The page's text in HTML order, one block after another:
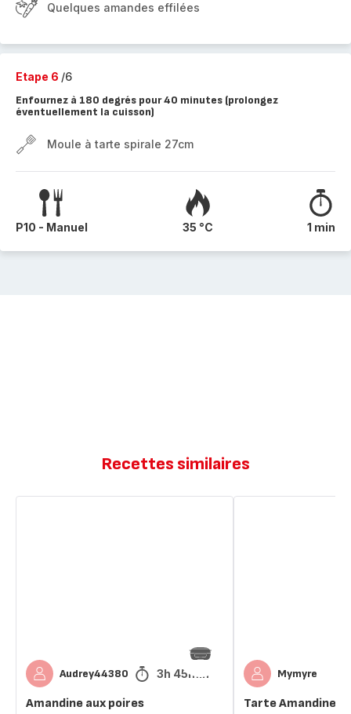
Quelques amandes effilées
Etape 6 /6
Enfournez à 180 degrés pour 40 minutes (prolongez
éventuellement la cuisson)
Moule à tarte spirale 27cm
P10 - Manuel 35 °C 1 min
Recettes similaires
Audrey44380 3h 45min
Amandine aux poires
Mymyre
Tarte Amandine